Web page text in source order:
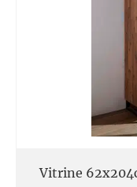
Unsere Massivmöbel
Gebrauch in
kommerziellen
Unsere
Vitrine